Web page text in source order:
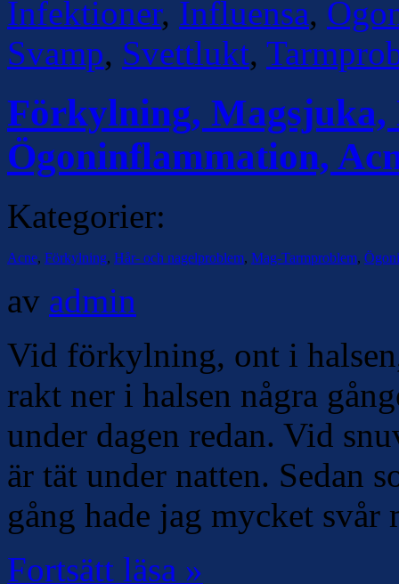
Infektioner, Influensa,
Svamp, Svettlukt,
Förkylning, Magsjuka,
Ögoninflammation,
Kategorier:
Acne, Förkylning, Hår- och nagelproblem, Mag-Tarmproblem,
av admin
Vid förkylning, ont i
rakt ner i halsen några
under dagen redan. Vid
är tät under natten. Sedan
gång hade jag mycket
Fortsätt läsa »